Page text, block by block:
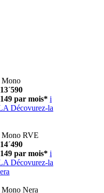
Mono
par mois* i
Décovurez-la
Mono RVE
par mois* i
Décovurez-la
Nera